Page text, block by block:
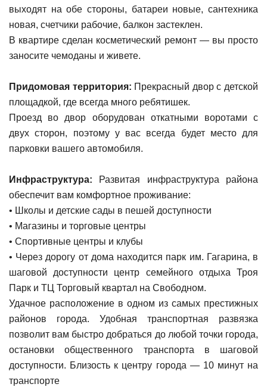
выходят на обе стороны, батареи новые, сантехника
новая, счетчики рабочие, балкон застеклен.
В квартире сделан косметический ремонт — вы просто
заносите чемоданы и живете.
Придомовая территория: Прекрасный двор с детской
площадкой, где всегда много ребятишек.
Пpоeзд вo двop оборудoван oткaтными вoрoтами с
двух cтopон, поэтому у вас всегда будет место для
парковки вашего автомобиля.
Инфраструктура: Развитая инфраструктура района
обеспечит вам комфортное проживание:
• Школы и детские сады в пешей доступности
• Магазины и торговые центры
• Спортивные центры и клубы
• Через дорогу от дома находится парк им. Гагарина, в
шаговой доступности центр семейного отдыха Троя
Парк и ТЦ Торговый квартал на Свободном.
Удачное расположение в одном из самых престижных
районов города. Удобная транспортная развязка
позволит вам быстро добраться до любой точки города,
остановки общественного транспорта в шаговой
доступности. Близость к центру города — 10 минут на
транспорте